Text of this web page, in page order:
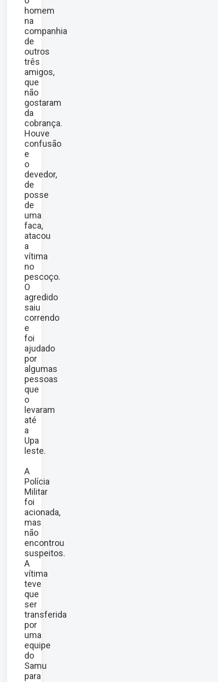
homem
na
companhia
de
outros
três
amigos,
que
não
gostaram
da
cobrança.
Houve
confusão
e
o
devedor,
de
posse
de
uma
faca,
atacou
a
vítima
no
pescoço.
O
agredido
saiu
correndo
e
foi
ajudado
por
algumas
pessoas
que
o
levaram
até
a
Upa
leste.
A
Polícia
Militar
foi
acionada,
mas
não
encontrou
suspeitos.
A
vítima
teve
que
ser
transferida
por
uma
equipe
do
Samu
para